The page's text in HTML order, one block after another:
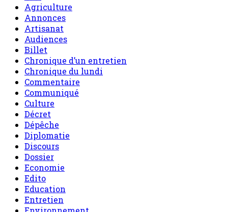
Culture
Décret
Dépêche
Diplomatie
Discours
Dossier
Economie
Edito
Education
Entretien
Environnement
Etranger
Fact-Checking
Gouvernance
Grand Reportage
International
Interview
Invite de sahel dimanche
L'air du temps
le Niger en bref